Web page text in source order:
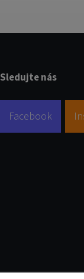
Sledujte nás
Facebook